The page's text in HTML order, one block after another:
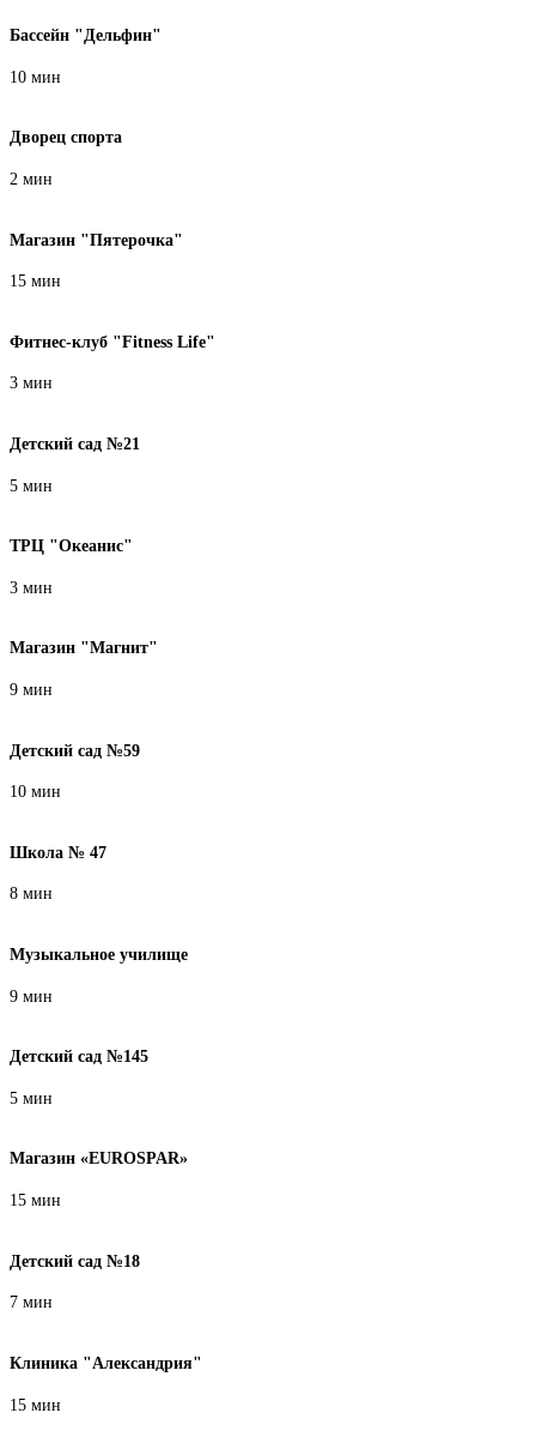
Бассейн "Дельфин"
10 мин
Дворец спорта
2 мин
Магазин "Пятерочка"
15 мин
Фитнес-клуб "Fitness Life"
3 мин
Детский сад №21
5 мин
ТРЦ "Океанис"
3 мин
Магазин "Магнит"
9 мин
Детский сад №59
10 мин
Школа № 47
8 мин
Музыкальное училище
9 мин
Детский сад №145
5 мин
Магазин «EUROSPAR»
15 мин
Детский сад №18
7 мин
Клиника "Александрия"
15 мин